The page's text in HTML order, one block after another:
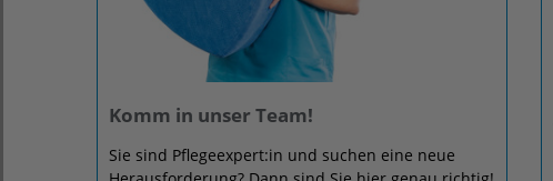
Komm in unser Team!
Sie sind Pflegeexpert:in und suchen eine neue